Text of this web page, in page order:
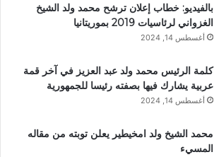
بالفيديو: خطاب إعلان ترشح محمد ولد الشيخ
الغزواني لرئاسيات 2019 بموريتانيا
أغسطس 14, 2024
كلمة الرئيس محمد ولد عبد العزيز في آخر قمة
عربية يشارك فيها بصفته رئيسا للجمهورية
أغسطس 14, 2024
محمد الشيخ ولد امخيطير يعلن توبته من مقاله
المسيء